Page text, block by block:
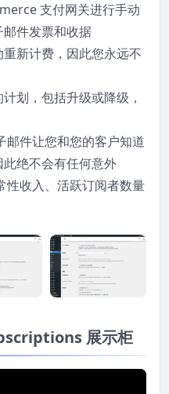
支付网关进行手动
件发票和收据
新计费，因此您永远不
划，包括升级或降级，
邮件让您和您的客户知道
绝不会有任何意外
性收入、活跃订阅者数量
展示柜